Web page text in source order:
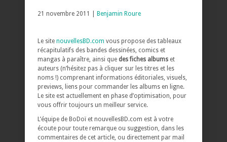
21 novembre 2011 | Benjamin Roure
Le site nouvellesBD.com vous propose des tableaux
récapitulatifs des bandes dessinées, comics et
mangas à paraître, ainsi que des fiches albums et
auteurs (n’hésitez pas à cliquer sur les titres et les
noms !) comprenant informations éditoriales, visuels,
previews, liens pour commander les albums en ligne.
Le site est actuellement en phase d’optimisation, pour
vous offrir toujours un meilleur service.
L’équipe de BoDoï et nouvellesBD.com est à votre
écoute pour toute remarque ou suggestion, dans les
commentaires de cet article, ou directement par mail